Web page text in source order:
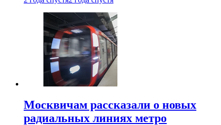
Москвичам рассказали о новых
радиальных линиях метро